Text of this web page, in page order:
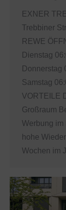
EXNER
Trebbiner
REWE
Dienstag
Donnerstag
Samstag
VORTEILE
Großraum
Werbung im
hohe
Wochen im